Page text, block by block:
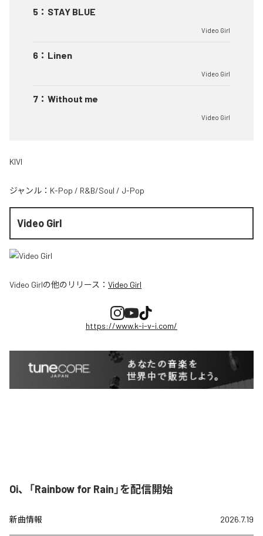
5 ： STAY BLUE
Video Girl
6 ： Linen
Video Girl
7 ： Without me
Video Girl
KIVI
ジャンル： K-Pop / R&B/Soul / J-Pop
Video Girl
Video Girlの他のリリース： Video Girl
https://www.k-i-v-i.com/
Oi、「Rainbow for Rain」を配信開始
新曲情報 2026.7.19